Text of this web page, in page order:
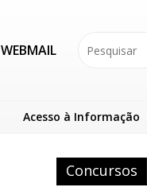
WEBMAIL
Acesso à Informação
Concursos